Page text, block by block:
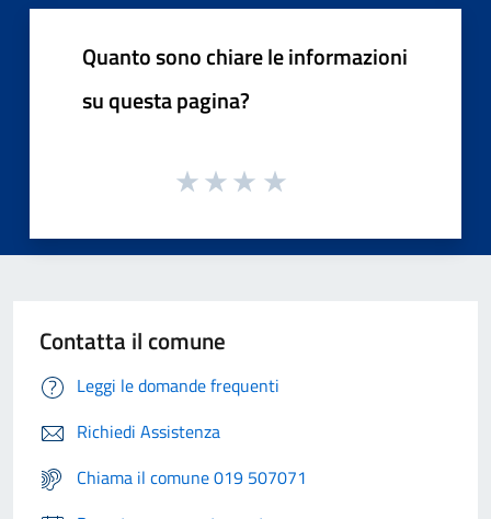
Quanto sono chiare le informazioni
su questa pagina?
Contatta il comune
Leggi le domande frequenti
Richiedi Assistenza
Chiama il comune 019 507071